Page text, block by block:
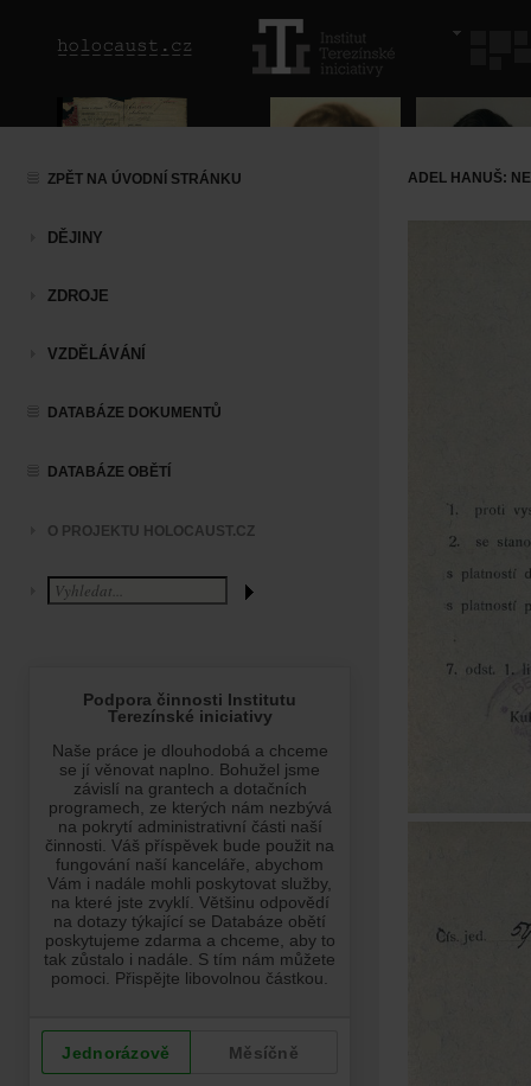
ZPĚT NA ÚVODNÍ STRÁNKU
DĚJINY
ZDROJE
VZDĚLÁVÁNÍ
DATABÁZE DOKUMENTŮ
DATABÁZE OBĚTÍ
O PROJEKTU HOLOCAUST.CZ
ADEL HANUŠ: